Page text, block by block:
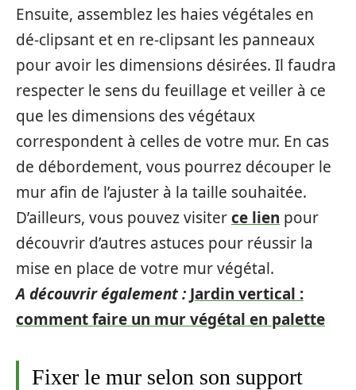
Ensuite, assemblez les haies végétales en
dé-clipsant et en re-clipsant les panneaux
pour avoir les dimensions désirées. Il faudra
respecter le sens du feuillage et veiller à ce
que les dimensions des végétaux
correspondent à celles de votre mur. En cas
de débordement, vous pourrez découper le
mur afin de l’ajuster à la taille souhaitée.
D’ailleurs, vous pouvez visiterce lien pour
découvrir d’autres astuces pour réussir la
mise en place de votre mur végétal.
A découvrir également : Jardin vertical :
comment faire un mur végétal en palette
Fixer le mur selon son support